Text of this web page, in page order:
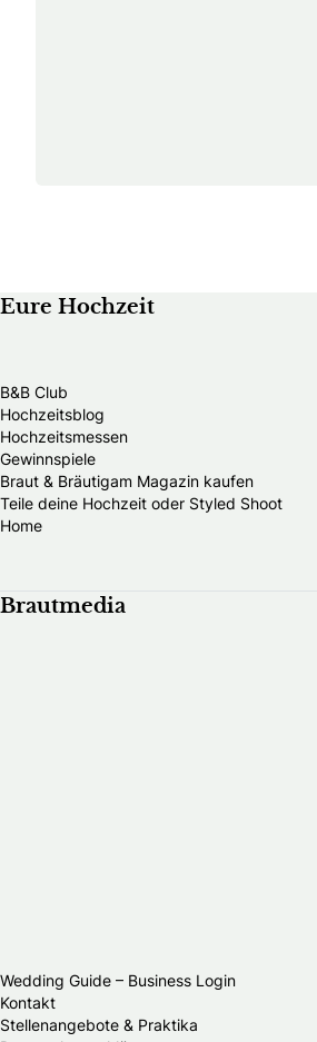
Eure Hochzeit
B&B Club
Hochzeitsblog
Hochzeitsmessen
Gewinnspiele
Braut & Bräutigam Magazin kaufen
Teile deine Hochzeit oder Styled Shoot
Home
Brautmedia
Wedding Guide – Business Login
Kontakt
Stellenangebote & Praktika